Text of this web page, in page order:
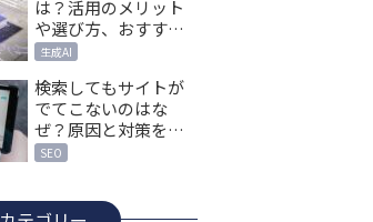
は？活用のメリット
や選び方、おすすめ
サービス5選
生成AI
検索してもサイトが
でてこないのはな
ぜ？原因と対策を詳
しく解説
SEO